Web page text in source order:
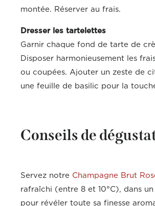
montée. Réserver au frais.
Dresser les tartelettes
Garnir chaque fond de tarte de
Disposer harmonieusement les
ou coupées. Ajouter un zeste de
une feuille de basilic pour la
Conseils de
Servez notre Champagne Brut
rafraîchi (entre 8 et 10°C), dans
pour révéler toute sa finesse